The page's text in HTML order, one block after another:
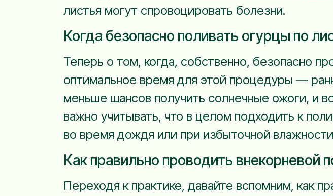
листья могут спровоцировать болезни.
Когда безопасно поливать огурцы по
Теперь о том, когда, собственно, безопасно
оптимальное время для этой процедуры —
меньше шансов получить солнечные ожоги, и
важно учитывать, что в целом подходить к
во время дождя или при избыточной
Как правильно проводить внекорневой
Переходя к практике, давайте вспомним, как